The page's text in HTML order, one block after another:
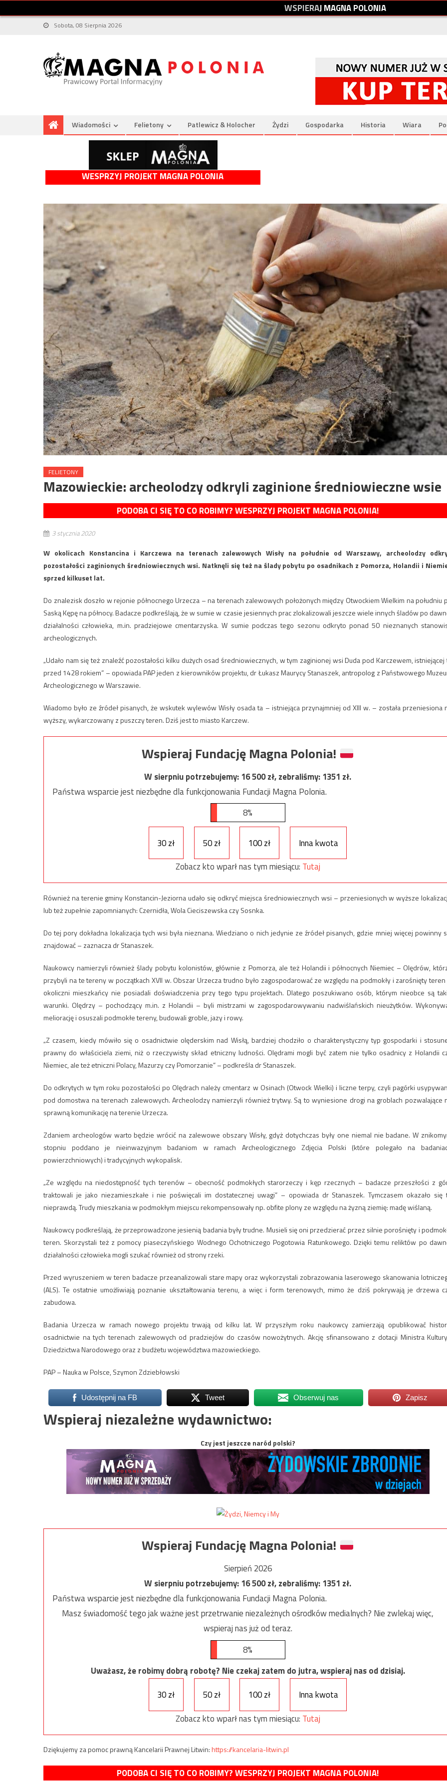
WSPIERAJMAGNAPOLONIA
Sobota, 08 Sierpnia 2026
Wiadomości Felietony Patlewicz & Holocher Żydzi Gospodarka Historia Wiara
WESPRZYJ PROJEKT MAGNA POLONIA
FELIETONY
Mazowieckie: archeolodzy odkryli zaginione średniowieczne wsie
PODOBA CI SIĘ TO CO ROBIMY? WESPRZYJ PROJEKT MAGNA POLONIA!
3 stycznia 2020
W okolicach Konstancina i Karczewa na terenach zalewowych Wisły na południe od Warszawy, archeolodzy
pozostałości zaginionych średniowiecznych wsi. Natknęli się też na ślady pobytu po osadnikach z Pomorza, Holandii i
sprzed kilkuset lat.
Do znalezisk doszło w rejonie północnego Urzecza – na terenach zalewowych położonych między Otwockiem Wielkim na południu
Saską Kępę na północy. Badacze podkreślają, że w sumie w czasie jesiennych prac zlokalizowali jeszcze wiele innych śladów po
działalności człowieka, m.in. pradziejowe cmentarzyska. W sumie podczas tego sezonu odkryto ponad 50 nieznanych
archeologicznych.
„Udało nam się też znaleźć pozostałości kilku dużych osad średniowiecznych, w tym zaginionej wsi Duda pod Karczewem, istniejącej
przed 1428 rokiem” – opowiada PAP jeden z kierowników projektu, dr Łukasz Maurycy Stanaszek, antropolog z Państwowego
Archeologicznego w Warszawie.
Wiadomo było ze źródeł pisanych, że wskutek wylewów Wisły osada ta – istniejąca przynajmniej od XIII w. – została przeniesiona
wyższy, wykarczowany z puszczy teren. Dziś jest to miasto Karczew.
Wspieraj Fundację Magna Polonia!
W sierpniu potrzebujemy:16 500zł, zebraliśmy:1351 zł.
Państwa wsparcie jest niezbędne dla funkcjonowania Fundacji Magna Polonia.
8%
30 zł 50 zł 100 zł
Inna kwota
Zobacz kto wparł nas tym miesiącu: Tutaj
Również na terenie gminy Konstancin-Jeziorna udało się odkryć miejsca średniowiecznych wsi – przeniesionych w wyższe
lub też zupełnie zapomnianych: Czernidła, Wola Cieciszewska czy Sosnka.
Do tej pory dokładna lokalizacja tych wsi była nieznana. Wiedziano o nich jedynie ze źródeł pisanych, gdzie mniej więcej powinny
znajdować – zaznacza dr Stanaszek.
Naukowcy namierzyli również ślady pobytu kolonistów, głównie z Pomorza, ale też Holandii i północnych Niemiec – Olędrów,
przybyli na te tereny w początkach XVII w. Obszar Urzecza trudno było zagospodarować ze względu na podmokły i zarośnięty
okoliczni mieszkańcy nie posiadali doświadczenia przy tego typu projektach. Dlatego poszukiwano osób, którym nieobce są
warunki. Olędrzy – pochodzący m.in. z Holandii – byli mistrzami w zagospodarowywaniu nadwiślańskich nieużytków.
meliorację i osuszali podmokłe tereny, budowali groble, jazy i rowy.
„Z czasem, kiedy mówiło się o osadnictwie olęderskim nad Wisłą, bardziej chodziło o charakterystyczny typ gospodarki i
prawny do właściciela ziemi, niż o rzeczywisty skład etniczny ludności. Olędrami mogli być zatem nie tylko osadnicy z Holandii
Niemiec, ale też etniczni Polacy, Mazurzy czy Pomorzanie” – podkreśla dr Stanaszek.
Do odkrytych w tym roku pozostałości po Olędrach należy cmentarz w Osinach (Otwock Wielki) i liczne terpy, czyli pagórki
pod domostwa na terenach zalewowych. Archeolodzy namierzyli również trytwy. Są to wyniesione drogi na groblach pozwalające
sprawną komunikację na terenie Urzecza.
Zdaniem archeologów warto będzie wrócić na zalewowe obszary Wisły, gdyż dotychczas były one niemal nie badane. W
stopniu poddano je nieinwazyjnym badaniom w ramach Archeologicznego Zdjęcia Polski (które polegało na
powierzchniowych) i tradycyjnych wykopalisk.
„Ze względu na niedostępność tych terenów – obecność podmokłych starorzeczy i kęp rzecznych – badacze przeszłości z
traktowali je jako niezamieszkałe i nie poświęcali im dostatecznej uwagi” – opowiada dr Stanaszek. Tymczasem okazało się
nieprawdą. Trudy mieszkania w podmokłym miejscu rekompensowały np. obfite plony ze względu na żyzną ziemię: madę wiślaną.
Naukowcy podkreślają, że przeprowadzone jesienią badania były trudne. Musieli się oni przedzierać przez silnie porośnięty i
teren. Skorzystali też z pomocy piaseczyńskiego Wodnego Ochotniczego Pogotowia Ratunkowego. Dzięki temu reliktów po
działalności człowieka mogli szukać również od strony rzeki.
Przed wyruszeniem w teren badacze przeanalizowali stare mapy oraz wykorzystali zobrazowania laserowego skanowania
(ALS). Te ostatnie umożliwiają poznanie ukształtowania terenu, a więc i form terenowych, mimo że dziś pokrywają je drzewa
zabudowa.
Badania Urzecza w ramach nowego projektu trwają od kilku lat. W przyszłym roku naukowcy zamierzają opublikować
osadnictwie na tych terenach zalewowych od pradziejów do czasów nowożytnych. Akcję sfinansowano z dotacji Ministra
Dziedzictwa Narodowego oraz z budżetu województwa mazowieckiego.
PAP – Nauka w Polsce, Szymon Zdziebłowski
Udostępnij na FB Tweet Obserwuj nas Zapisz
Wspieraj niezależne wydawnictwo:
Czy jest jeszcze naród polski?
Wspieraj Fundację Magna Polonia!
Sierpień 2026
W sierpniu potrzebujemy:16 500zł, zebraliśmy:1351 zł.
Państwa wsparcie jest niezbędne dla funkcjonowania Fundacji Magna Polonia.
Masz świadomość tego jak ważne jest przetrwanie niezależnych ośrodków medialnych? Nie zwlekaj więc,
wspieraj nas już od teraz.
8%
Uważasz, że robimy dobrą robotę? Nie czekaj zatem do jutra, wspieraj nas od dzisiaj.
30 zł
50 zł 100 zł
Inna kwota
Zobacz kto wparł nas tym miesiącu: Tutaj
Dziękujemy za pomoc prawną Kancelarii Prawnej Litwin:https://kancelaria-litwin.pl
PODOBA CI SIĘ TO CO ROBIMY? WESPRZYJ PROJEKT MAGNA POLONIA!